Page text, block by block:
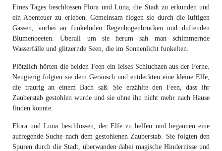
Eines Tages beschlossen Flora und Luna, die Stadt zu erkunden und
ein Abenteuer zu erleben. Gemeinsam flogen sie durch die luftigen
Gassen, vorbei an funkelnden Regenbogenbrücken und duftenden
Blumenbeeten. Überall um sie herum sah man schimmernde
Wasserfälle und glitzernde Seen, die im Sonnenlicht funkelten.
Plötzlich hörten die beiden Feen ein leises Schluchzen aus der Ferne.
Neugierig folgten sie dem Geräusch und entdeckten eine kleine Elfe,
die traurig an einem Bach saß. Sie erzählte den Feen, dass ihr
Zauberstab gestohlen wurde und sie ohne ihn nicht mehr nach Hause
finden konnte.
Flora und Luna beschlossen, der Elfe zu helfen und begannen eine
aufregende Suche nach dem gestohlenen Zauberstab. Sie folgten den
Spuren durch die Stadt, überwanden dabei magische Hindernisse und